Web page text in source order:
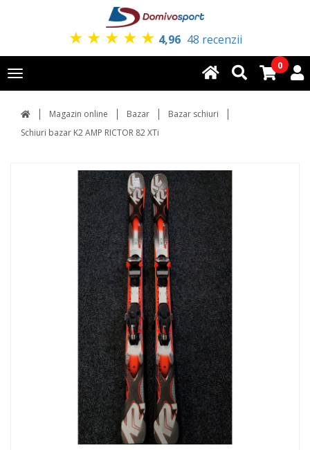
★ ★ ★ ★ ★ 4,96 48 recenzii
Toggle
navigation
0
Magazin online Bazar
Bazar schiuri
Schiuri bazar K2 AMP RICTOR 82 XTi